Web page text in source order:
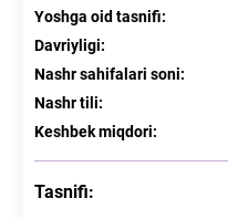
Yoshga oid tasnifi:
Davriyligi:
Nashr sahifalari soni:
Nashr tili:
Keshbek miqdori:
Tasnifi: